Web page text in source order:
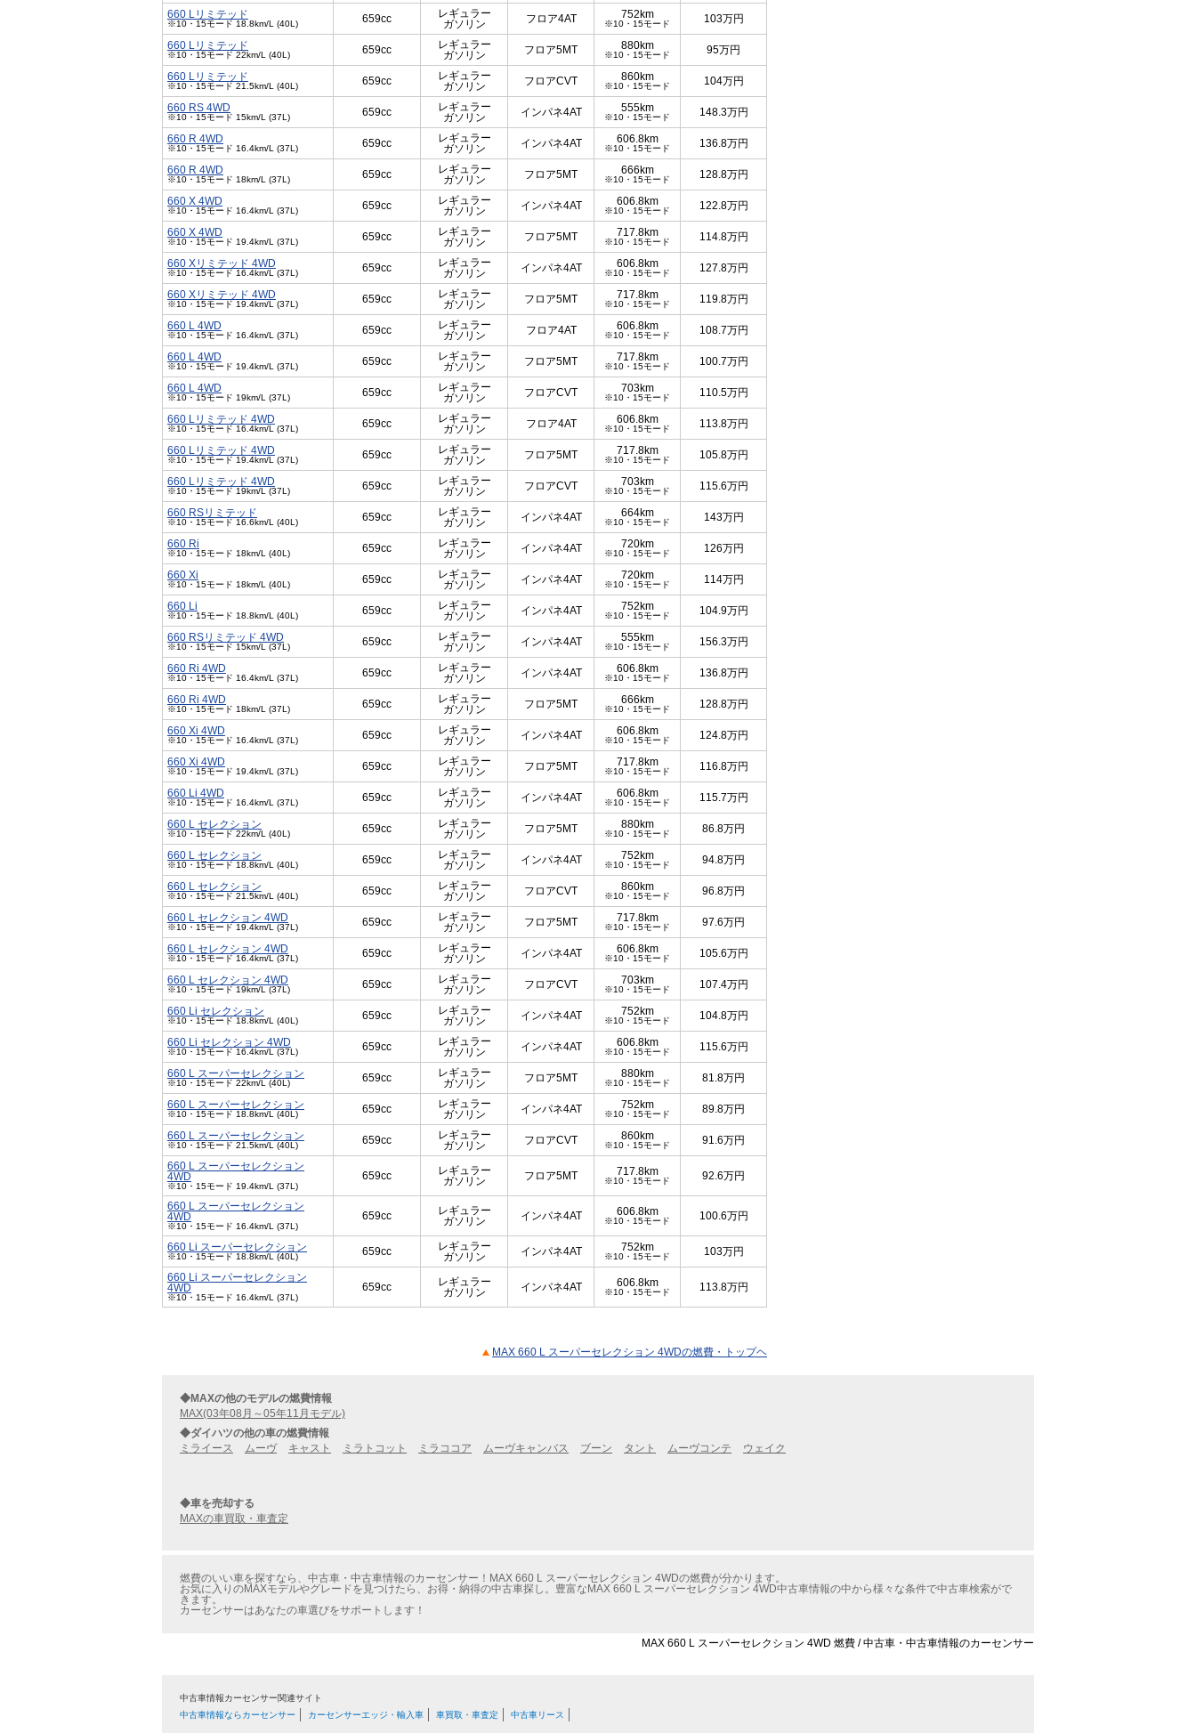
660 Lリミテッド
※10・15モード 18.8km/L (40L) 659cc
レギュラー
ガソリン
フロア4AT 752km
※10・15モード 103万円
660 Lリミテッド
※10・15モード 22km/L (40L) 659cc
レギュラー
ガソリン
フロア5MT 880km
※10・15モード 95万円
660 Lリミテッド
※10・15モード 21.5km/L (40L) 659cc
レギュラー
ガソリン
フロアCVT 860km
※10・15モード 104万円
660 RS 4WD
※10・15モード 15km/L (37L) 659cc
レギュラー
ガソリン
インパネ4AT 555km
※10・15モード 148.3万円
660 R 4WD
※10・15モード 16.4km/L (37L) 659cc
レギュラー
ガソリン
インパネ4AT 606.8km
※10・15モード 136.8万円
660 R 4WD
※10・15モード 18km/L (37L) 659cc
レギュラー
ガソリン
フロア5MT 666km
※10・15モード 128.8万円
660 X 4WD
※10・15モード 16.4km/L (37L) 659cc
レギュラー
ガソリン
インパネ4AT 606.8km
※10・15モード 122.8万円
660 X 4WD
※10・15モード 19.4km/L (37L) 659cc
レギュラー
ガソリン
フロア5MT 717.8km
※10・15モード 114.8万円
660 Xリミテッド 4WD
※10・15モード 16.4km/L (37L) 659cc
レギュラー
ガソリン
インパネ4AT 606.8km
※10・15モード 127.8万円
660 Xリミテッド 4WD
※10・15モード 19.4km/L (37L) 659cc
レギュラー
ガソリン
フロア5MT 717.8km
※10・15モード 119.8万円
660 L 4WD
※10・15モード 16.4km/L (37L) 659cc
レギュラー
ガソリン
フロア4AT 606.8km
※10・15モード 108.7万円
660 L 4WD
※10・15モード 19.4km/L (37L) 659cc
レギュラー
ガソリン
フロア5MT 717.8km
※10・15モード 100.7万円
660 L 4WD
※10・15モード 19km/L (37L) 659cc
レギュラー
ガソリン
フロアCVT 703km
※10・15モード 110.5万円
660 Lリミテッド 4WD
※10・15モード 16.4km/L (37L) 659cc
レギュラー
ガソリン
フロア4AT 606.8km
※10・15モード 113.8万円
660 Lリミテッド 4WD
※10・15モード 19.4km/L (37L) 659cc
レギュラー
ガソリン
フロア5MT 717.8km
※10・15モード 105.8万円
660 Lリミテッド 4WD
※10・15モード 19km/L (37L) 659cc
レギュラー
ガソリン
フロアCVT 703km
※10・15モード 115.6万円
660 RSリミテッド
※10・15モード 16.6km/L (40L) 659cc
レギュラー
ガソリン
インパネ4AT 664km
※10・15モード 143万円
660 Ri
※10・15モード 18km/L (40L) 659cc
レギュラー
ガソリン
インパネ4AT 720km
※10・15モード 126万円
660 Xi
※10・15モード 18km/L (40L) 659cc
レギュラー
ガソリン
インパネ4AT 720km
※10・15モード 114万円
660 Li
※10・15モード 18.8km/L (40L) 659cc
レギュラー
ガソリン
インパネ4AT 752km
※10・15モード 104.9万円
660 RSリミテッド 4WD
※10・15モード 15km/L (37L) 659cc
レギュラー
ガソリン
インパネ4AT 555km
※10・15モード 156.3万円
660 Ri 4WD
※10・15モード 16.4km/L (37L) 659cc
レギュラー
ガソリン
インパネ4AT 606.8km
※10・15モード 136.8万円
660 Ri 4WD
※10・15モード 18km/L (37L) 659cc
レギュラー
ガソリン
フロア5MT 666km
※10・15モード 128.8万円
660 Xi 4WD
※10・15モード 16.4km/L (37L) 659cc
レギュラー
ガソリン
インパネ4AT 606.8km
※10・15モード 124.8万円
660 Xi 4WD
※10・15モード 19.4km/L (37L) 659cc
レギュラー
ガソリン
フロア5MT 717.8km
※10・15モード 116.8万円
660 Li 4WD
※10・15モード 16.4km/L (37L) 659cc
レギュラー
ガソリン
インパネ4AT 606.8km
※10・15モード 115.7万円
660 L セレクション
※10・15モード 22km/L (40L) 659cc
レギュラー
ガソリン
フロア5MT 880km
※10・15モード 86.8万円
660 L セレクション
※10・15モード 18.8km/L (40L) 659cc
レギュラー
ガソリン
インパネ4AT 752km
※10・15モード 94.8万円
660 L セレクション
※10・15モード 21.5km/L (40L) 659cc
レギュラー
ガソリン
フロアCVT 860km
※10・15モード 96.8万円
660 L セレクション 4WD
※10・15モード 19.4km/L (37L) 659cc
レギュラー
ガソリン
フロア5MT 717.8km
※10・15モード 97.6万円
660 L セレクション 4WD
※10・15モード 16.4km/L (37L) 659cc
レギュラー
ガソリン
インパネ4AT 606.8km
※10・15モード 105.6万円
660 L セレクション 4WD
※10・15モード 19km/L (37L) 659cc
レギュラー
ガソリン
フロアCVT 703km
※10・15モード 107.4万円
660 Li セレクション
※10・15モード 18.8km/L (40L) 659cc
レギュラー
ガソリン
インパネ4AT 752km
※10・15モード 104.8万円
660 Li セレクション 4WD
※10・15モード 16.4km/L (37L) 659cc
レギュラー
ガソリン
インパネ4AT 606.8km
※10・15モード 115.6万円
660 L スーパーセレクション
※10・15モード 22km/L (40L) 659cc
レギュラー
ガソリン
フロア5MT 880km
※10・15モード 81.8万円
660 L スーパーセレクション
※10・15モード 18.8km/L (40L) 659cc
レギュラー
ガソリン
インパネ4AT 752km
※10・15モード 89.8万円
660 L スーパーセレクション
※10・15モード 21.5km/L (40L) 659cc
レギュラー
ガソリン
フロアCVT 860km
※10・15モード 91.6万円
660 L スーパーセレクション
4WD
※10・15モード 19.4km/L (37L)
659cc
レギュラー
ガソリン
フロア5MT 717.8km
※10・15モード 92.6万円
660 L スーパーセレクション
4WD
※10・15モード 16.4km/L (37L)
659cc
レギュラー
ガソリン
インパネ4AT 606.8km
※10・15モード 100.6万円
660 Li スーパーセレクション
※10・15モード 18.8km/L (40L) 659cc
レギュラー
ガソリン
インパネ4AT 752km
※10・15モード 103万円
660 Li スーパーセレクション
4WD
※10・15モード 16.4km/L (37L)
659cc
レギュラー
ガソリン
インパネ4AT 606.8km
※10・15モード 113.8万円
MAX 660 L スーパーセレクション 4WDの燃費・トップヘ
◆MAXの他のモデルの燃費情報
MAX(03年08月～05年11月モデル)
◆ダイハツの他の車の燃費情報
ミライース
ムーヴ キャスト ミラトコット ミラココア ムーヴキャンバス ブーン タント ムーヴコンテ ウェイク
◆車を売却する
MAXの車買取・車査定
燃費のいい車を探すなら、中古車・中古車情報のカーセンサー！MAX 660 L スーパーセレクション 4WDの燃費が分かります。
お気に入りのMAXモデルやグレードを見つけたら、お得・納得の中古車探し。豊富なMAX 660 L スーパーセレクション 4WD中古車情報の中から様々な条件で中古車検索がで
きます。
カーセンサーはあなたの車選びをサポートします！
MAX 660 L スーパーセレクション 4WD 燃費 / 中古車・中古車情報のカーセンサー
中古車情報カーセンサー関連サイト
中古車情報ならカーセンサー
カーセンサーエッジ・輸入車 車買取・車査定 中古車リース